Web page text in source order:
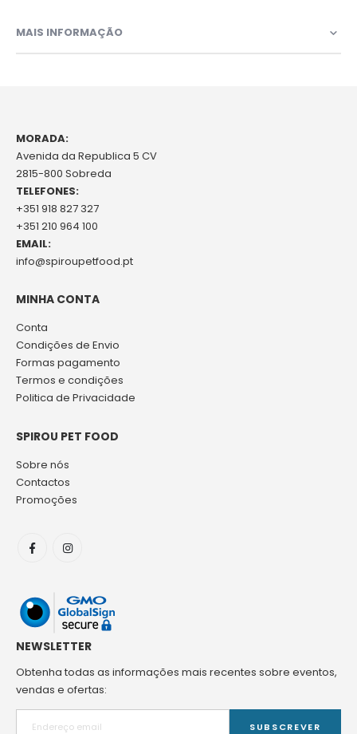
MAIS INFORMAÇÃO
MORADA:
Avenida da Republica 5 CV
2815-800 Sobreda
TELEFONES:
+351 918 827 327
+351 210 964 100
EMAIL:
info@spiroupetfood.pt
MINHA CONTA
Conta
Condições de Envio
Formas pagamento
Termos e condições
Politica de Privacidade
SPIROU PET FOOD
Sobre nós
Contactos
Promoções
NEWSLETTER
Obtenha todas as informações mais recentes sobre eventos,
vendas e ofertas:
SUBSCREVER